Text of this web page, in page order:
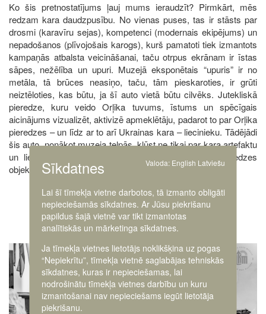
Ko šis pretnostatījums ļauj mums ieraudzīt? Pirmkārt, mēs
redzam kara daudzpusību. No vienas puses, tas ir stāsts par
drosmi (karavīru sejas), kompetenci (modernais ekipējums) un
nepadošanos (plīvojošais karogs), kurš pamatoti tiek izmantots
kampaņās atbalsta veicināšanai, taču otrpus ekrānam ir īstas
sāpes, nežēlība un upuri. Muzejā eksponētais “upuris” ir no
metāla, tā brūces neasiņo, taču, tām pieskaroties, ir grūti
neiztēloties, kas būtu, ja šī auto vietā būtu cilvēks. Jutekliskā
pieredze, kuru veido Orļika tuvums, īstums un spēcīgais
aicinājums vizualizēt, aktivizē apmeklētāju, padarot to par Orļika
pieredzes – un līdz ar to arī Ukrainas kara – liecinieku. Tādējādi
šis auto, nonākot muzeja telpās, kļūst ne tikai par kara artefaktu
un lietisku vēstures avotu, bet arī par estētiskas pieredzes
objektu.
Kādēļ mēs uz to skatāmies?
Image
Sīkdatnes Valoda: English Latviešu
Lai šī tīmekļa vietne darbotos, tā izmanto obligāti
nepieciešamās sīkdatnes. Ar Jūsu piekrišanu
papildus šajā vietnē var tikt izmantotas
analītiskās un mārketinga sīkdatnes.
Ja tīmekļa vietnes lietotājs noklikšķina uz pogas
“Nepiekrītu”, tīmekļa vietnē saglabājas tehniskās
sīkdatnes, kuras ir nepieciešamas, lai
nodrošinātu tīmekļa vietnes darbību un kuru
izmantošanai nav nepieciešams iegūt lietotāja
piekrišanu.